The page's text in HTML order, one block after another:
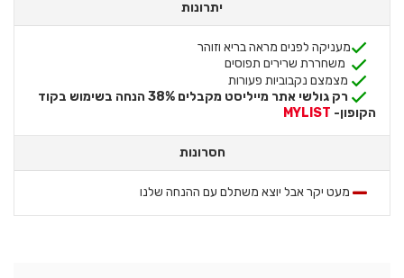
יתרונות
מעניקה לפנים מראה בריא וזוהר
משחררת שרירים תפוסים
מצמצם נקבוביות פעורות
רק גולשי אתר מייליסט מקבלים 38% הנחה בשימוש בקוד
הקופון- MYLIST
חסרונות
מעט יקר אבל יוצא משתלם עם ההנחה שלנו